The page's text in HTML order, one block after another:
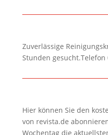
Zuverlässige
Stunden gesucht.Telefon
Hier können Sie den
von revista.de
Wochentag die